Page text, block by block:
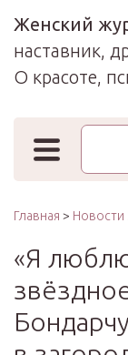
Женский
наставник,
О красоте,
Поиск
Главная > Новости
«Я